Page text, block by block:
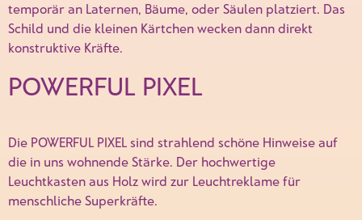
temporär an Laternen, Bäume, oder Säulen platziert. Das
Schild und die kleinen Kärtchen wecken dann direkt
konstruktive Kräfte.
POWERFUL PIXEL
Die POWERFUL PIXEL sind strahlend schöne Hinweise auf
die in uns wohnende Stärke. Der hochwertige
Leuchtkasten aus Holz wird zur Leuchtreklame für
menschliche Superkräfte.